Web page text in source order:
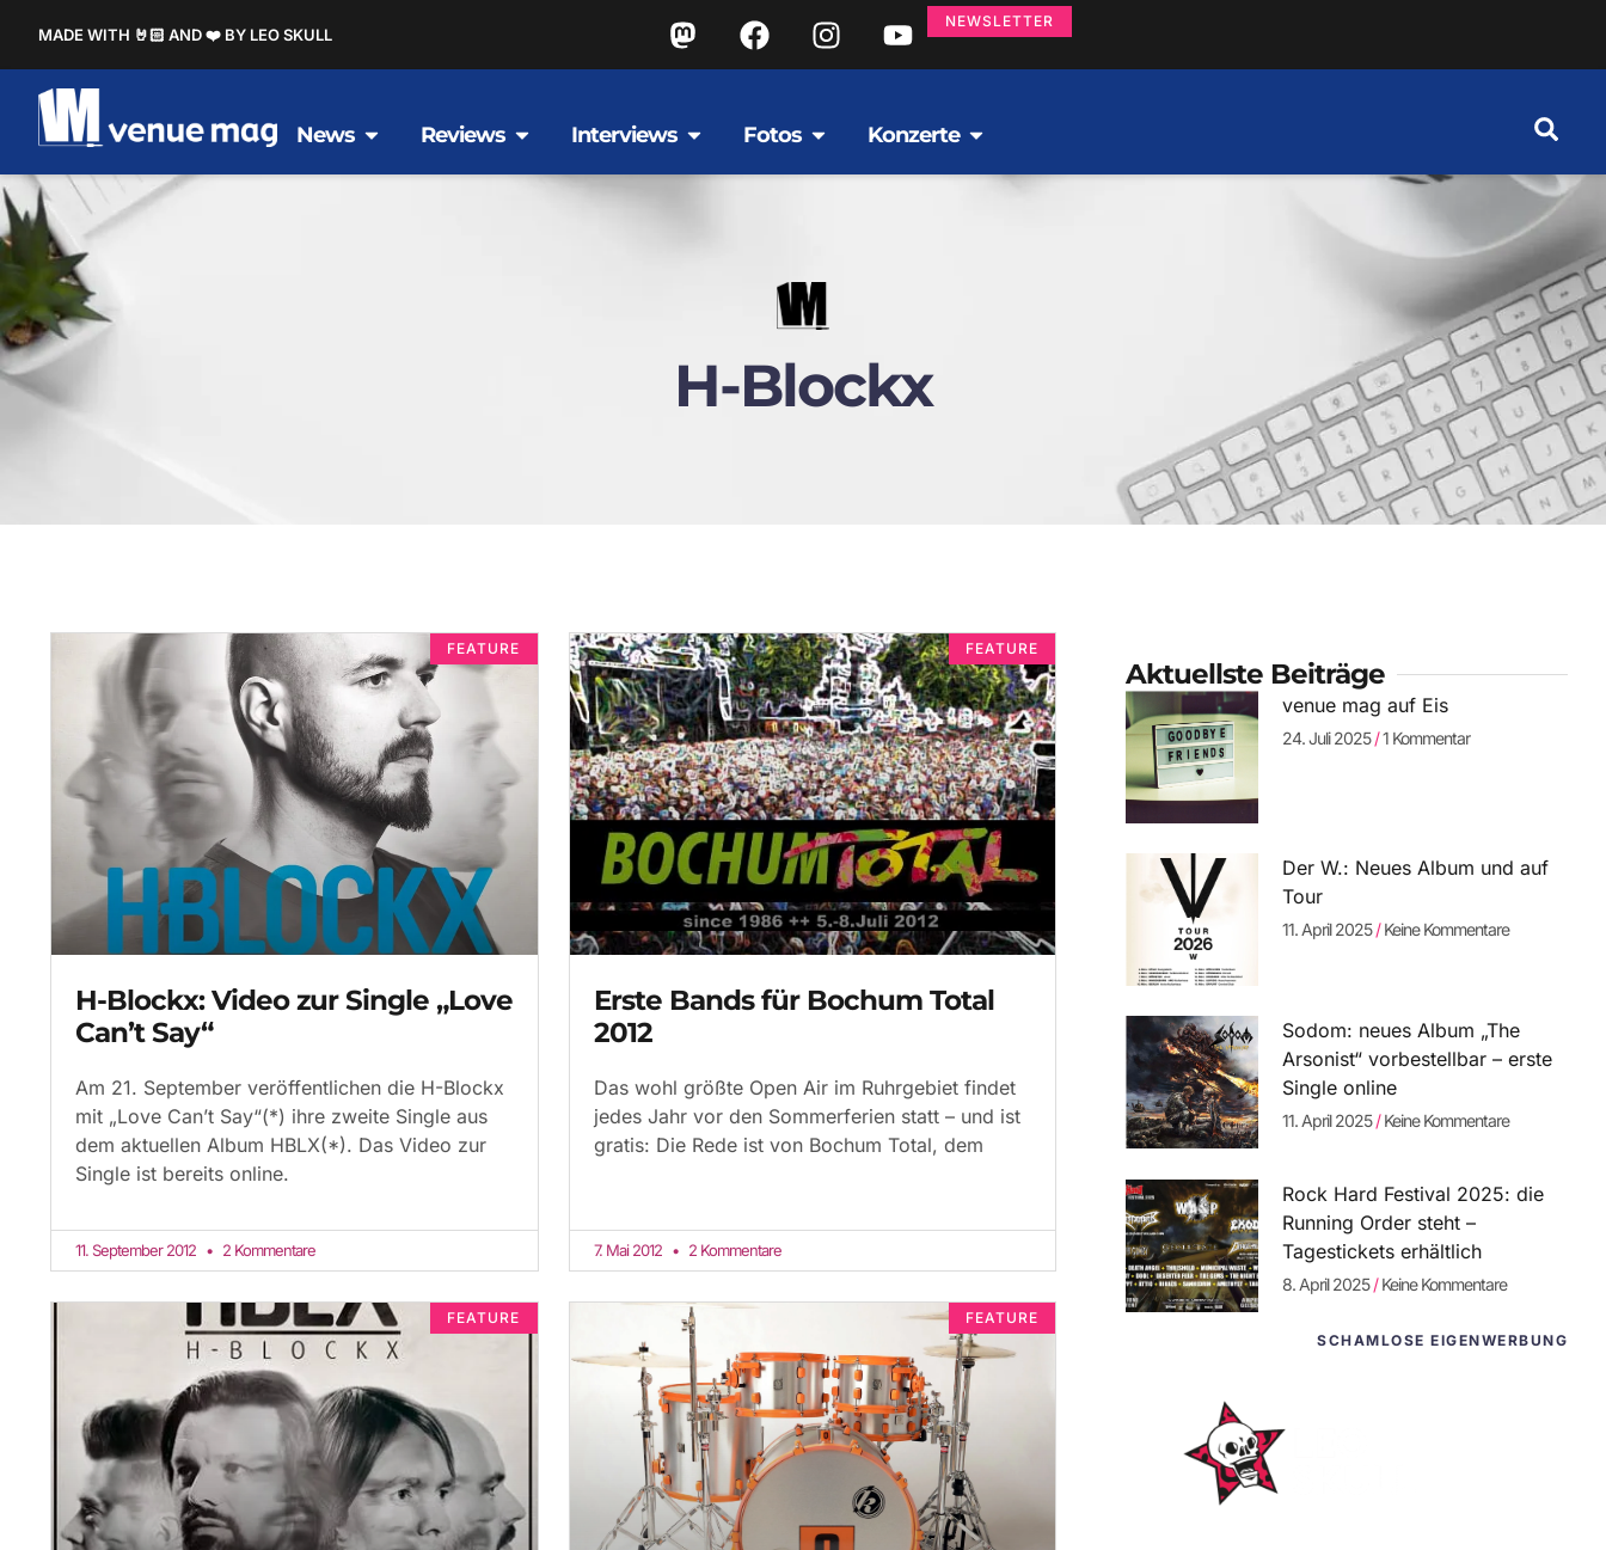
MADE WITH 🤘🏻 AND ❤️ BY LEO SKULL
NEWSLETTER
News Reviews Interviews Fotos Konzerte
H-Blockx
FEATURE
H-Blockx: Video zur Single „Love
Can’t Say“
Am 21. September veröffentlichen die H-Blockx
mit „Love Can’t Say“(*) ihre zweite Single aus
dem aktuellen Album HBLX(*). Das Video zur
Single ist bereits online.
11. September 2012 2 Kommentare
FEATURE
Erste Bands für Bochum Total
2012
Das wohl größte Open Air im Ruhrgebiet findet
jedes Jahr vor den Sommerferien statt – und ist
gratis: Die Rede ist von Bochum Total, dem
7. Mai 2012 2 Kommentare
FEATURE FEATURE
Aktuellste Beiträge
venue mag auf Eis
24. Juli 2025 1 Kommentar
Der W.: Neues Album und auf
Tour
11. April 2025 Keine Kommentare
Sodom: neues Album „The
Arsonist“ vorbestellbar – erste
Single online
11. April 2025 Keine Kommentare
Rock Hard Festival 2025: die
Running Order steht –
Tagestickets erhältlich
8. April 2025 Keine Kommentare
SCHAMLOSE EIGENWERBUNG